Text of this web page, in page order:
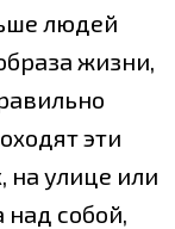
людей
жизни,
эти
на улице или
собой,